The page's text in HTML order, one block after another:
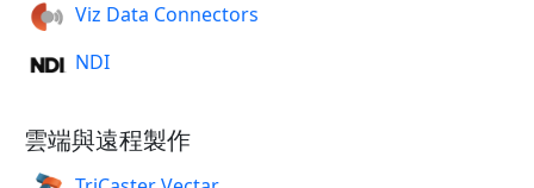
Viz Data Connectors
NDI
雲端與遠程製作